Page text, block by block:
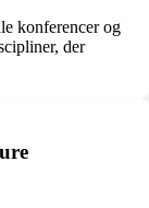
konferencer og
der